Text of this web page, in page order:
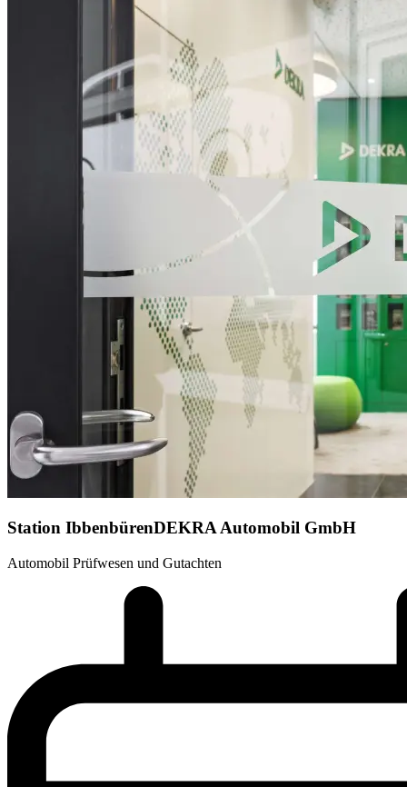
Station IbbenbürenDEKRA Automobil GmbH
Automobil Prüfwesen und Gutachten